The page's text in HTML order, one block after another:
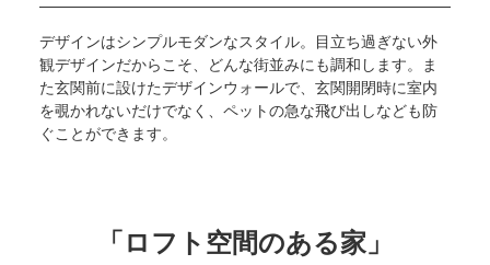
デザインはシンプルモダンなスタイル。目立ち過ぎない外
観デザインだからこそ、どんな街並みにも調和します。ま
た玄関前に設けたデザインウォールで、玄関開閉時に室内
を覗かれないだけでなく、ペットの急な飛び出しなども防
ぐことができます。
「ロフト空間のある家」